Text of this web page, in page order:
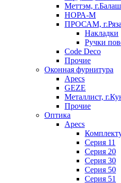
Меттэм,
НОРА-М
ПРОСАМ,
Накладки
Ручки
Code Deco
Прочие
Оконная фурнитура
Apecs
GEZE
Металлист,
Прочие
Оптика
Apecs
Серия 11
Серия 20
Серия 30
Серия 50
Серия 51